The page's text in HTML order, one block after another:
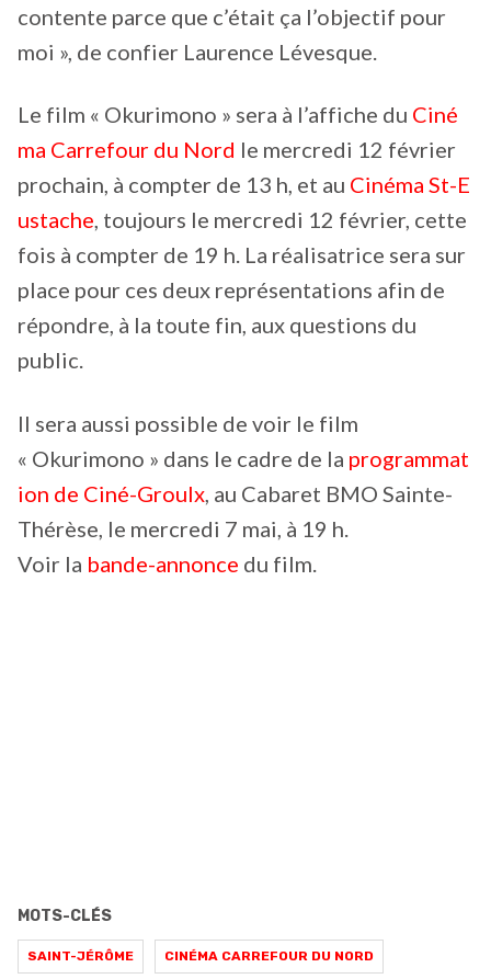
contente parce que c’était ça l’objectif pour
moi », de confier Laurence Lévesque.
Le film « Okurimono » sera à l’affiche du Ciné
ma Carrefour du Nord le mercredi 12 février
prochain, à compter de 13 h, et au Cinéma St-E
ustache, toujours le mercredi 12 février, cette
fois à compter de 19 h. La réalisatrice sera sur
place pour ces deux représentations afin de
répondre, à la toute fin, aux questions du
public.
Il sera aussi possible de voir le film
« Okurimono » dans le cadre de la programmat
ion de Ciné-Groulx, au Cabaret BMO Sainte-
Thérèse, le mercredi 7 mai, à 19 h.
Voir la bande-annonce du film.
MOTS-CLÉS
SAINT-JÉRÔME CINÉMA CARREFOUR DU NORD